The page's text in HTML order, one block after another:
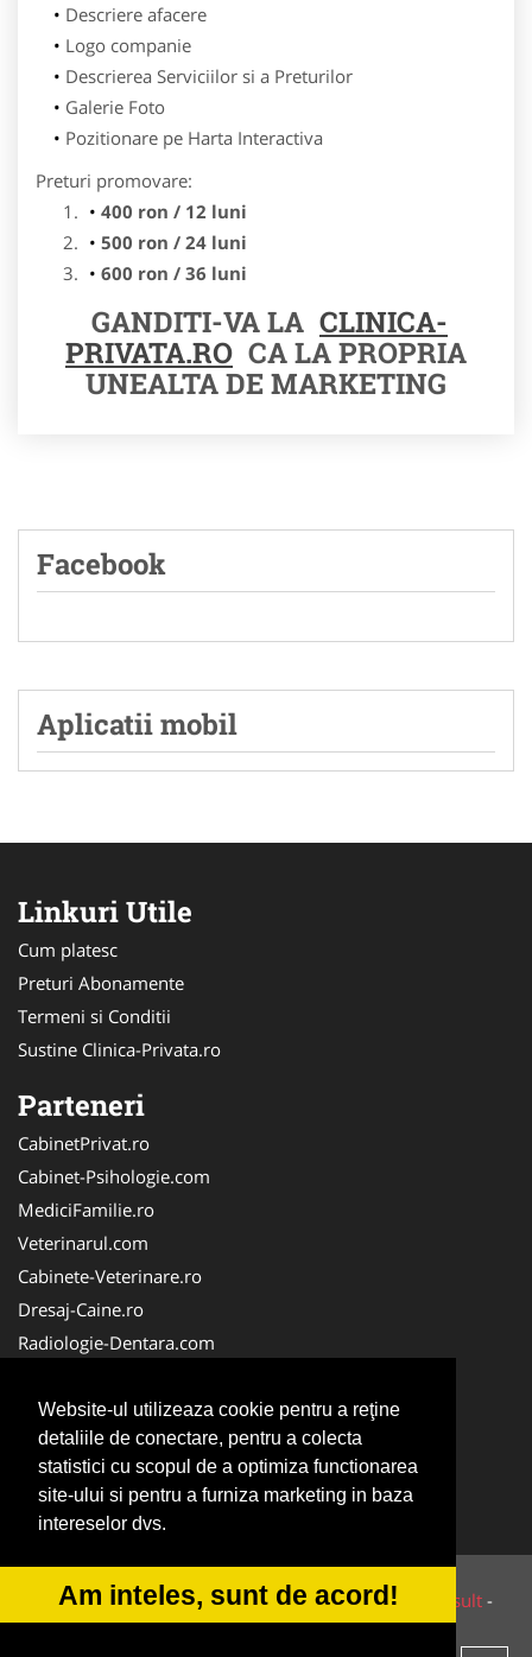
Website-ul utilizeaza cookie pentru a reţine
detaliile de conectare, pentru a colecta
statistici cu scopul de a optimiza functionarea
site-ului si pentru a furniza marketing in baza
intereselor dvs.
Am inteles, sunt de acord!
Descriere afacere
Logo companie
Descrierea Serviciilor si a Preturilor
Galerie Foto
Pozitionare pe Harta Interactiva
Preturi promovare:
400 ron / 12 luni
500 ron / 24 luni
600 ron / 36 luni
GANDITI-VA LA CLINICA-
PRIVATA.RO CA LA PROPRIA
UNEALTA DE MARKETING
Facebook
Aplicatii mobil
Linkuri Utile
Cum platesc
Preturi Abonamente
Termeni si Conditii
Sustine Clinica-Privata.ro
Parteneri
CabinetPrivat.ro
Cabinet-Psihologie.com
MediciFamilie.ro
Veterinarul.com
Cabinete-Veterinare.ro
Dresaj-Caine.ro
Radiologie-Dentara.com
Cabinet-Individual.ro
Medic-Bun.com
Oftalmologul.ro
Stomatologul.com
© 2014-2026 Powered byVilonMedia&Tokaido Consult -
ANPC SOL